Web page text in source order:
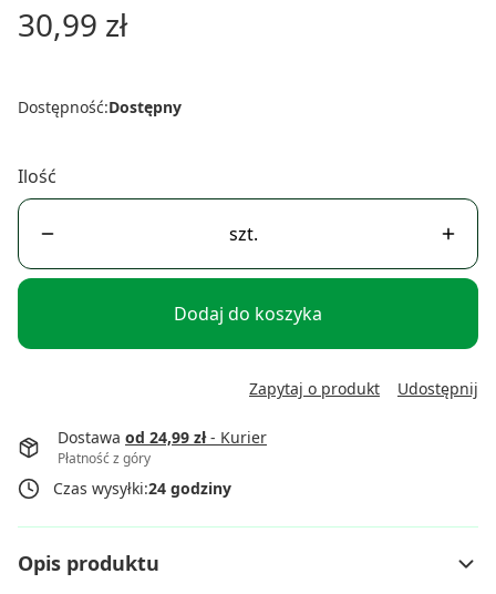
Cena
30,99 zł
Dostępność:Dostępny
Ilość
szt.
Dodaj do koszyka
Zapytaj o produkt Udostępnij
Dostawa od 24,99 zł- Kurier
Płatność z góry
Czas wysyłki:24 godziny
Opis produktu